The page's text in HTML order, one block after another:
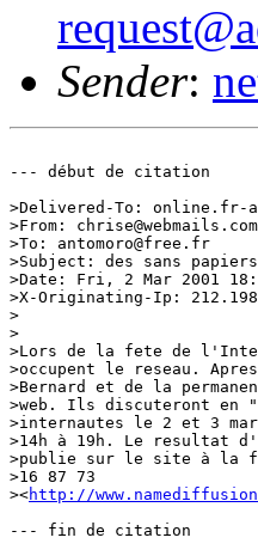
Sender:
--- début de citation
>Delivered-To: online.fr-
>From: chrise@webmails.com
>To: antomoro@free.fr
>Subject: des sans
>Date: Fri, 2 Mar 2001
>X-Originating-Ip:
>
>
>Lors de la fete de
>occupent le reseau.
>Bernard et de la
>web. Ils discuteront en
>internautes le 2 et 3
>14h à 19h. Le resultat
>publie sur le site à la
>16 87 73
><http://
--- fin de citation